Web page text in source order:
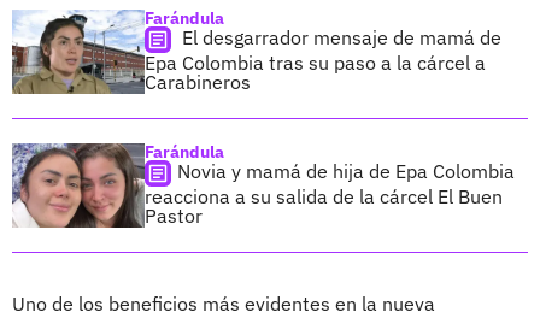
Farándula
El desgarrador mensaje de mamá de
Epa Colombia tras su paso a la cárcel a
Carabineros
Farándula
Novia y mamá de hija de Epa Colombia
reacciona a su salida de la cárcel El Buen
Pastor
Uno de los beneficios más evidentes en la nueva